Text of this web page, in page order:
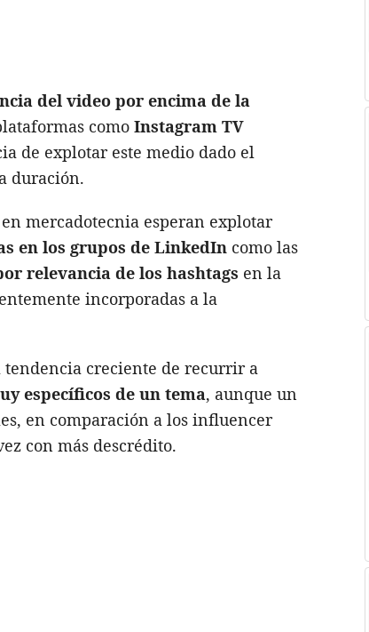
del video por encima de la
como Instagram TV
de explotar este medio dado el
duración.
mercadotecnia esperan explotar
en los grupos de LinkedIn como las
relevancia de los hashtags en la
incorporadas a la
creciente de recurrir a
específicos de un tema, aunque un
en comparación a los influencer
con más descrédito.